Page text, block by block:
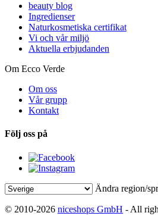
beauty blog
Ingredienser
Naturkosmetiska certifikat
Vi och vår miljö
Aktuella erbjudanden
Om Ecco Verde
Om oss
Vår grupp
Kontakt
Följ oss på
Ändra region/
© 2010-2026 niceshops GmbH - All